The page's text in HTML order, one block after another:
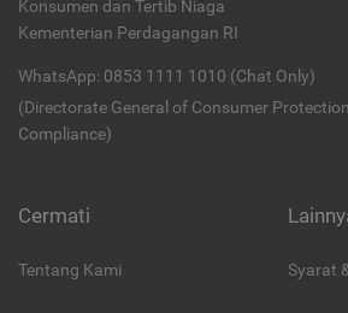
Konsumen dan Tertib Niaga
Kementerian Perdagangan RI
WhatsApp: 0853 1111 1010 (Chat Only)
(Directorate General of Consumer
Compliance)
Cermati
Tentang Kami Syarat